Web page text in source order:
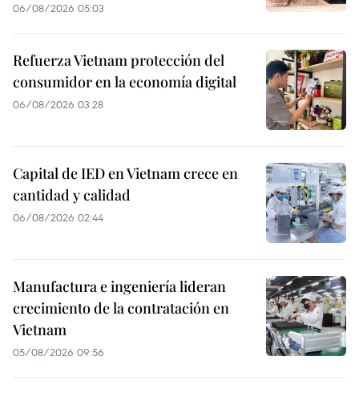
06/08/2026 05:03
Refuerza Vietnam protección del
consumidor en la economía digital
06/08/2026 03:28
Capital de IED en Vietnam crece en
cantidad y calidad
06/08/2026 02:44
Manufactura e ingeniería lideran
crecimiento de la contratación en
Vietnam
05/08/2026 09:56